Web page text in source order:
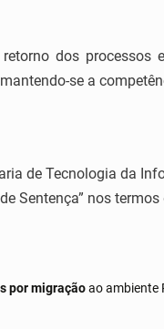
dos processos
se a
de Tecnologia da
Sentença” nos termos
por migraçãoao ambiente